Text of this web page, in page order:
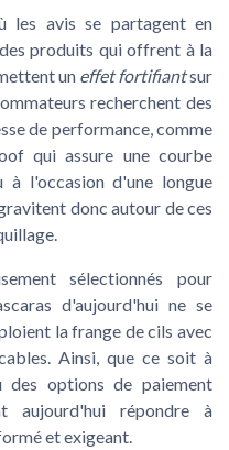
les avis se partagent en
produits qui offrent à la
un effet fortifiantsur
recherchent des
de performance, comme
qui assure une courbe
l'occasion d'une longue
donc autour de ces
sélectionnés pour
d'aujourd'hui ne se
la frange de cils avec
Ainsi, que ce soit à
des options de paiement
aujourd'hui répondre à
et exigeant.